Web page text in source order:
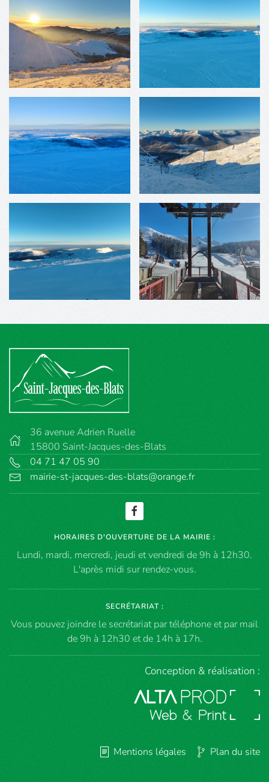
36 avenue Adrien Ruelle
15800 Saint-Jacques-des-Blats
04 71 47 05 90
mairie-st-jacques-des-blats@orange.fr
HORAIRES D'OUVERTURE DE LA MAIRIE :
Lundi, mardi, mercredi, jeudi et vendredi de 9h à 12h30.
L'après midi sur rendez-vous.
SECRÉTARIAT :
Vous pouvez joindre le secrétariat par téléphone et par mail
de 9h à 12h30 et de 14h à 17h.
Conception & réalisation :
Mentions légales Plan du site